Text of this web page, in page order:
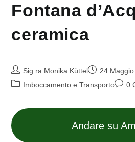
Fontana
ceramica
Sig.ra Monika Küttel
24
Imboccamento e Transporto
0
Andare su